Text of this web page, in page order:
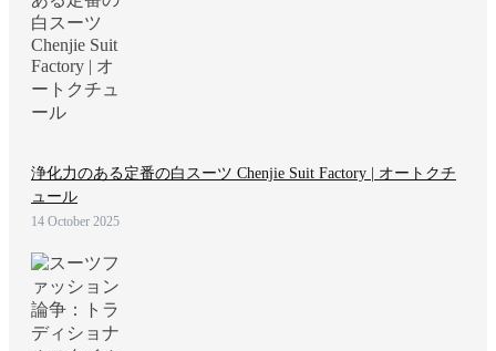
浄化力のある定番の白スーツ Chenjie Suit Factory | オートクチ
ュール
14 October 2025